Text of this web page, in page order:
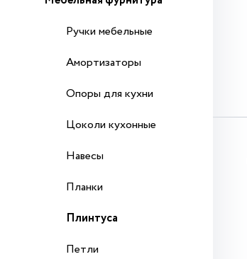
Ручки мебельные
Амортизаторы
Опоры для кухни
Цоколи кухонные
Навесы
Планки
Плинтуса
Петли